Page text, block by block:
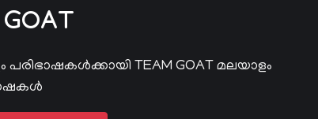
TEAM GOAT മലയാളം